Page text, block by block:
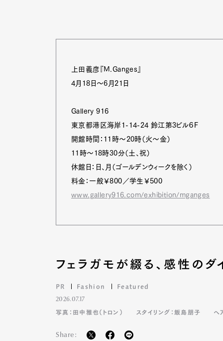
Pen
上田義彦『M.Ganges』
4月18日～6月21日
Gallery 916
東京都港区海岸1-14-24 鈴江第3ビル６F
開館時間：11時～20時（火～金）
11時～18時30分（土、祝）
休館日：日、月（ゴールデンウィークを除く）
料金：一般￥800／学生￥500
www.gallery916.com/exhibition/mganges
フェラガモが綴る、感性のダ
PR Fashion Featured
2026.07.17
写真：田中雅也（トロン） スタイリング：飯島朋子 ヘ
Share: